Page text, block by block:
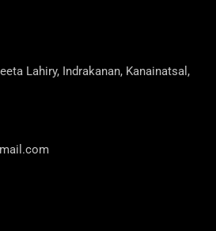
Lahiry, Indrakanan, Kanainatsal,